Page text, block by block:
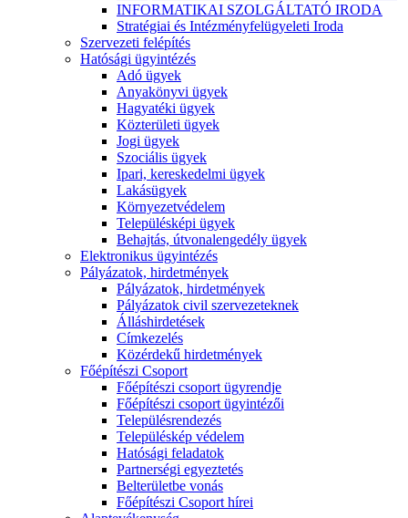
INFORMATIKAI SZOLGÁLTATÓ IRODA
Stratégiai és Intézményfelügyeleti Iroda
Szervezeti felépítés
Hatósági ügyintézés
Adó ügyek
Anyakönyvi ügyek
Hagyatéki ügyek
Közterületi ügyek
Jogi ügyek
Szociális ügyek
Ipari, kereskedelmi ügyek
Lakásügyek
Környezetvédelem
Településképi ügyek
Behajtás, útvonalengedély ügyek
Elektronikus ügyintézés
Pályázatok, hirdetmények
Pályázatok, hirdetmények
Pályázatok civil szervezeteknek
Álláshirdetések
Címkezelés
Közérdekű hirdetmények
Főépítészi Csoport
Főépítészi csoport ügyrendje
Főépítészi csoport ügyintézői
Településrendezés
Településkép védelem
Hatósági feladatok
Partnerségi egyeztetés
Belterületbe vonás
Főépítészi Csoport hírei